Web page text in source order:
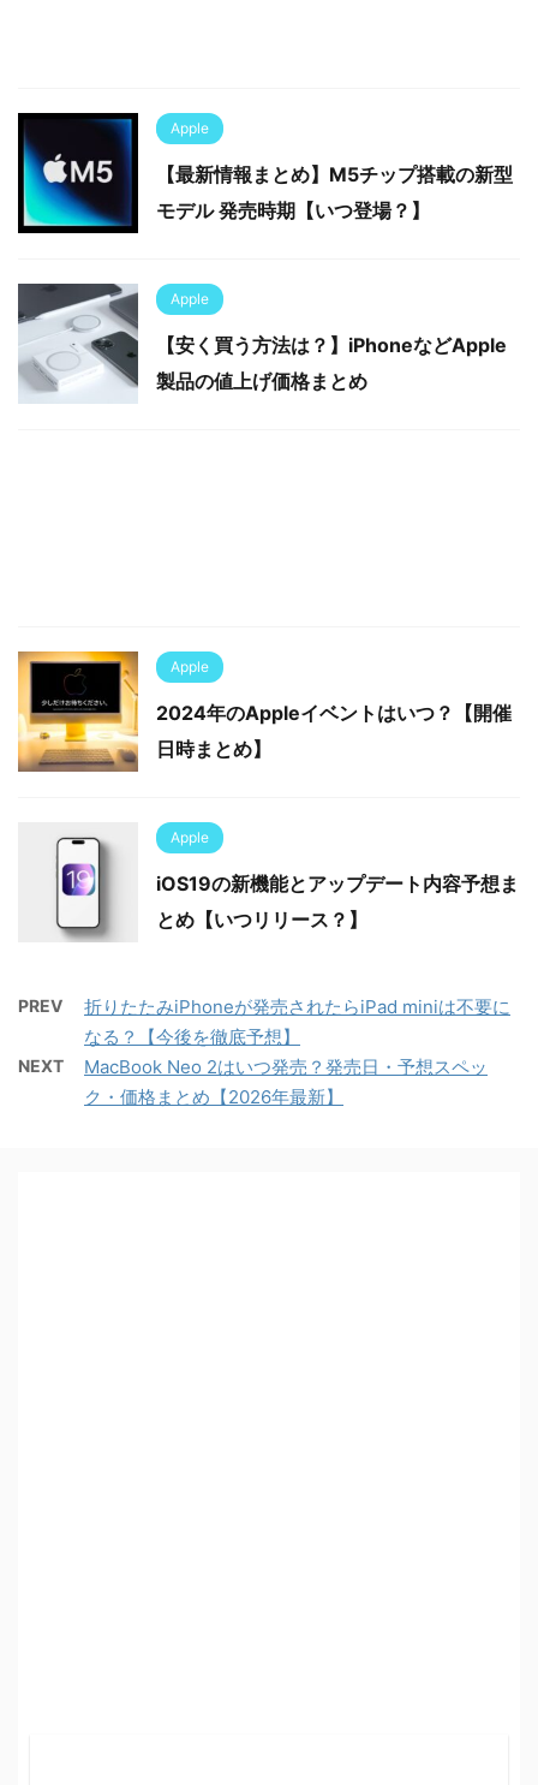
Apple
【最新情報まとめ】M5チップ搭載の新型
モデル 発売時期【いつ登場？】
Apple
【安く買う方法は？】iPhoneなどApple
製品の値上げ価格まとめ
Apple
2024年のAppleイベントはいつ？【開催
日時まとめ】
Apple
iOS19の新機能とアップデート内容予想ま
とめ【いつリリース？】
PREV
折りたたみiPhoneが発売されたらiPad miniは不要に
なる？【今後を徹底予想】
NEXT
MacBook Neo 2はいつ発売？発売日・予想スペッ
ク・価格まとめ【2026年最新】